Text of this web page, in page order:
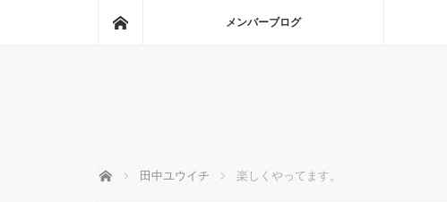
メンバーブログ
ホーム 田中ユウイチ 楽しくやってます。